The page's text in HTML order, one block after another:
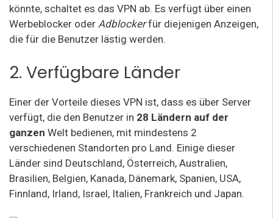
könnte, schaltet es das VPN ab. Es verfügt über einen
Werbeblocker oder Adblockerfür diejenigen Anzeigen,
die für die Benutzer lästig werden.
2. Verfügbare Länder
Einer der Vorteile dieses VPN ist, dass es über Server
verfügt, die den Benutzer in 28 Ländern auf der
ganzen Welt bedienen, mit mindestens 2
verschiedenen Standorten pro Land. Einige dieser
Länder sind Deutschland, Österreich, Australien,
Brasilien, Belgien, Kanada, Dänemark, Spanien, USA,
Finnland, Irland, Israel, Italien, Frankreich und Japan.